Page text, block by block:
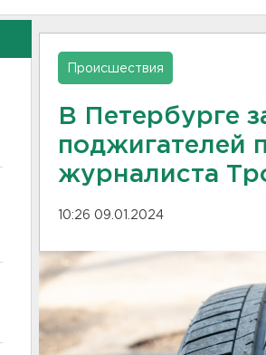
Происшествия
В Петербурге
поджигателей
журналиста
10:26 09.01.2024